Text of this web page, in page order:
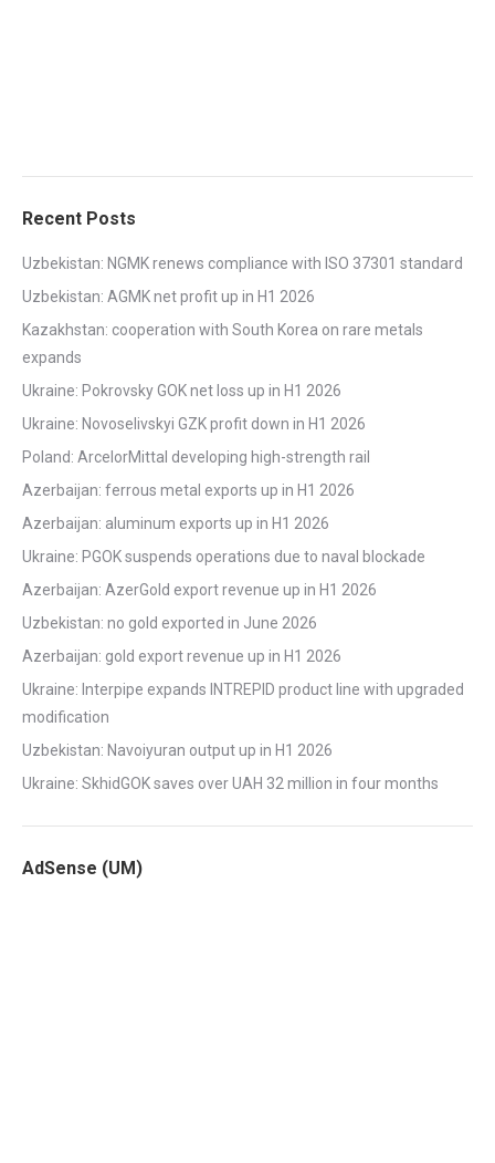
Recent Posts
Uzbekistan: NGMK renews compliance with ISO 37301 standard
Uzbekistan: AGMK net profit up in H1 2026
Kazakhstan: cooperation with South Korea on rare metals
expands
Ukraine: Pokrovsky GOK net loss up in H1 2026
Ukraine: Novoselivskyi GZK profit down in H1 2026
Poland: ArcelorMittal developing high-strength rail
Azerbaijan: ferrous metal exports up in H1 2026
Azerbaijan: aluminum exports up in H1 2026
Ukraine: PGOK suspends operations due to naval blockade
Azerbaijan: AzerGold export revenue up in H1 2026
Uzbekistan: no gold exported in June 2026
Azerbaijan: gold export revenue up in H1 2026
Ukraine: Interpipe expands INTREPID product line with upgraded
modification
Uzbekistan: Navoiyuran output up in H1 2026
Ukraine: SkhidGOK saves over UAH 32 million in four months
AdSense (UM)